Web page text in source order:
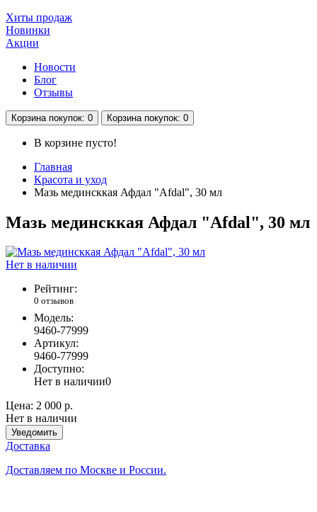
Хиты продаж
Новинки
Акции
Новости
Блог
Отзывы
Корзина покупок: 0 Корзина покупок: 0
В корзине пусто!
Главная
Красота и уход
Мазь мединсккая Афдал "Afdal", 30 мл
Мазь мединсккая Афдал "Afdal", 30 мл
Нет в наличии
Рейтинг:
0 отзывов
Модель:
9460-77999
Артикул:
9460-77999
Доступно:
Нет в наличии0
Цена: 2 000 р.
Нет в наличии
Уведомить
Доставка
Доставляем по Москве и России.